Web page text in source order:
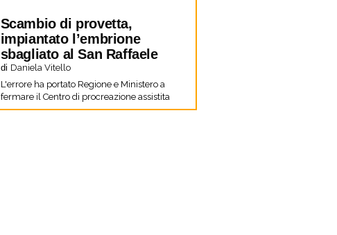
Scambio di provetta,
impiantato l’embrione
sbagliato al San Raffaele
di Daniela Vitello
L'errore ha portato Regione e Ministero a
fermare il Centro di procreazione assistita